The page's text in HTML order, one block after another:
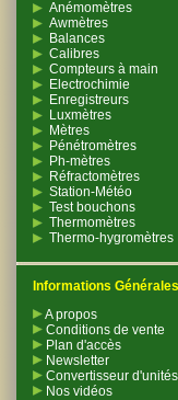
Anémomètres
Awmètres
Balances
Calibres
Compteurs à main
Electrochimie
Enregistreurs
Luxmètres
Mètres
Pénétromètres
Ph-mètres
Réfractomètres
Station-Météo
Test bouchons
Thermomètres
Thermo-hygromètres
Informations Générales
A propos
Conditions de vente
Plan d'accès
Newsletter
Convertisseur d'unités
Nos vidéos